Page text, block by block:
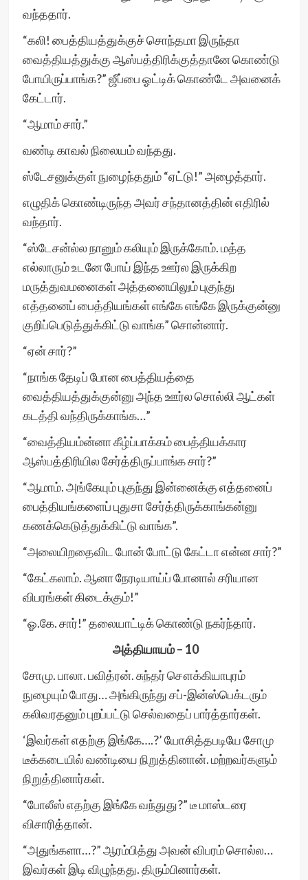
வந்ததார்.
“கலி! பைத்தியத்துக்குச் சொந்தமா இருந்தா
வைத்தியத்துக்கு ஆஸ்பத்திரிக்குத்தானே கொண்டு
போயிருப்பாங்க?” ஜீப்பை ஓட்டிக் கொண்டே அவனைக்
கேட்டார்.
“ஆமாம் சார்.”
வண்டி காவல் நிலையம் வந்தது.
ஸ்டேசனுக்குள் நுழைந்ததும் “ஏட்டு!” அழைத்தார்.
எழுதிக் கொண்டிருந்த அவர் சந்தானத்தின் எதிரில்
வந்தார்.
“ஸ்டேசன்ல்ல நானும் கலியும் இருக்கோம். மத்த
எல்லாரும் உடனே போய் இந்த ஊர்ல இருக்கிற
மருத்துவமனைகள் அத்தனையிலும் புகுந்து
எத்தனைப் பைத்தியங்கள் எங்கே எங்கே இருக்குன்னு
குறிப்பெடுத்துக்கிட்டு வாங்க” சொன்னார்.
“ஏன் சார்?”
“நாங்க தேடிப் போன பைத்தியத்தை
வைத்தியத்துக்குன்னு அந்த ஊர்ல சொல்லி ஆட்கள்
கடத்தி வந்திருக்காங்க…”
“வைத்தியம்ன்னா கீழ்ப்பாக்கம் பைத்தியக்கார
ஆஸ்பத்திரியில சேர்த்திருப்பாங்க சார்?”
“ஆமாம். அங்கேயும் புகுந்து இன்னைக்கு எத்தனைப்
பைத்தியங்களைப் புதுசா சேர்த்திருக்காங்கன்னு
கணக்கெடுத்துக்கிட்டு வாங்க”.
“அலையிறதைவிட போன் போட்டு கேட்டா என்ன சார்?”
“கேட்கலாம். ஆனா நேரடியாய்ப் போனால் சரியான
விபரங்கள் கிடைக்கும்!”
“ஓ.கே. சார்!” தலையாட்டிக் கொண்டு நகர்ந்தார்.
அத்தியாயம் – 10
சோமு. பாலா. பவித்ரன். சுந்தர் சௌக்கியாபுரம்
நுழையும் போது… அங்கிருந்து சப்-இன்ஸ்பெக்டரும்
கலிவரதனும் புறப்பட்டு செல்வதைப் பார்த்தார்கள்.
‘இவர்கள் எதற்கு இங்கே….?’ யோசித்தபடியே சோமு
டீக்கடையில் வண்டியை நிறுத்தினான். மற்றவர்களும்
நிறுத்தினார்கள்.
“போலீஸ் எதற்கு இங்கே வந்துது?” டீ மாஸ்டரை
விசாரித்தான்.
“அதுங்களா…?” ஆரம்பித்து அவன் விபரம் சொல்ல…
இவர்கள் இடி விழுந்தது. திரும்பினார்கள்.